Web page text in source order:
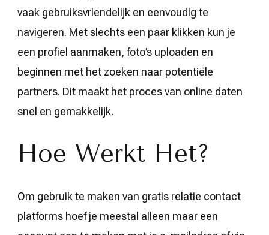
vaak gebruiksvriendelijk en eenvoudig te
navigeren. Met slechts een paar klikken kun je
een profiel aanmaken, foto’s uploaden en
beginnen met het zoeken naar potentiële
partners. Dit maakt het proces van online daten
snel en gemakkelijk.
Hoe Werkt Het?
Om gebruik te maken van gratis relatie contact
platforms hoef je meestal alleen maar een